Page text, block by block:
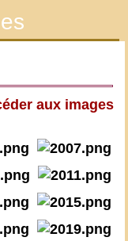
aux images